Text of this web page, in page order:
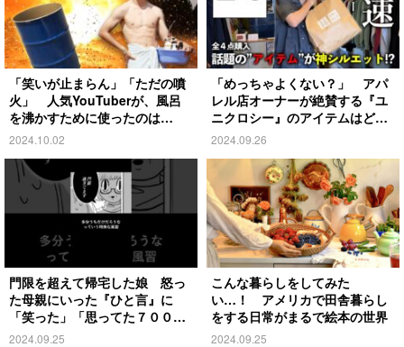
「笑いが止まらん」「ただの噴
火」 人気YouTuberが、風呂
を沸かすために使ったのは…
2024.10.02
「めっちゃよくない？」 アパ
レル店オーナーが絶賛する『ユ
ニクロシー』のアイテムはど
れ？
2024.09.26
門限を超えて帰宅した娘 怒っ
た母親にいった『ひと言』に
「笑った」「思ってた７００倍
特殊」
2024.09.25
こんな暮らしをしてみた
い…！ アメリカで田舎暮らし
をする日常がまるで絵本の世界
2024.09.25